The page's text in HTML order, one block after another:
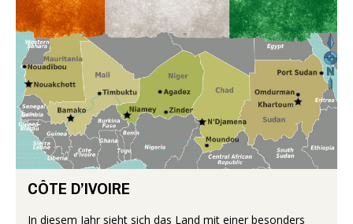
CÔTE D’IVOIRE
In diesem Jahr sieht sich das Land mit einer besonders